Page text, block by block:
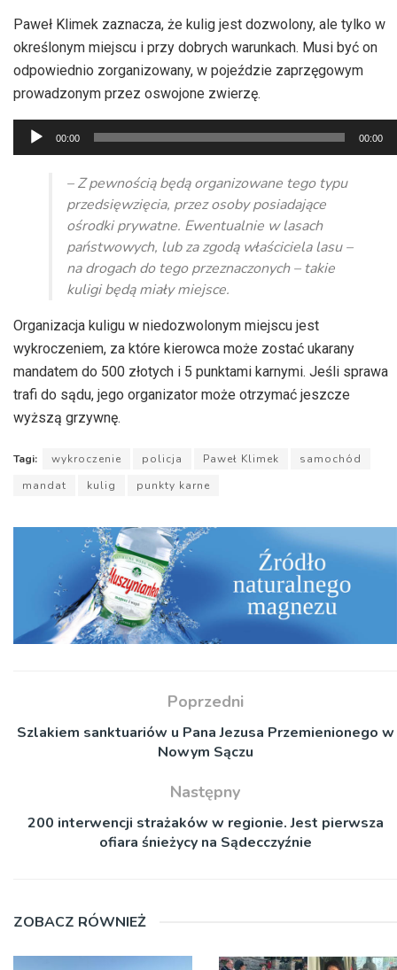
Paweł Klimek zaznacza, że kulig jest dozwolony, ale tylko w
określonym miejscu i przy dobrych warunkach. Musi być on
odpowiednio zorganizowany, w pojeździe zaprzęgowym
prowadzonym przez oswojone zwierzę.
Odtwarzacz
plików
dźwiękowych
00:00 00:00
– Z pewnością będą organizowane tego typu
przedsięwzięcia, przez osoby posiadające
ośrodki prywatne. Ewentualnie w lasach
państwowych, lub za zgodą właściciela lasu –
na drogach do tego przeznaczonych – takie
kuligi będą miały miejsce.
Organizacja kuligu w niedozwolonym miejscu jest
wykroczeniem, za które kierowca może zostać ukarany
mandatem do 500 złotych i 5 punktami karnymi. Jeśli sprawa
trafi do sądu, jego organizator może otrzymać jeszcze
wyższą grzywnę.
Tagi: wykroczenie policja Paweł Klimek
samochód
mandat
kulig punkty karne
Poprzedni
Szlakiem sanktuariów u Pana Jezusa Przemienionego w
Nowym Sączu
Następny
200 interwencji strażaków w regionie. Jest pierwsza
ofiara śnieżycy na Sądecczyźnie
ZOBACZ RÓWNIEŻ